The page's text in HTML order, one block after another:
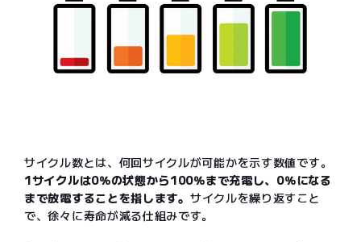
サイクル数とは、何回サイクルが可能かを示す数値です。
1サイクルは0％の状態から100％まで充電し、0％になる
まで放電することを指します。 サイクルを繰り返すこと
で、徐々に寿命が減る仕組みです。